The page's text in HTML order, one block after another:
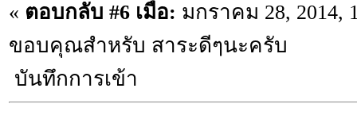
« ตอบกลับ #6 เมื่อ: มกราคม 28, 2014,
ขอบคุณสำหรับ สาระดีๆนะครับ
บันทึกการเข้า